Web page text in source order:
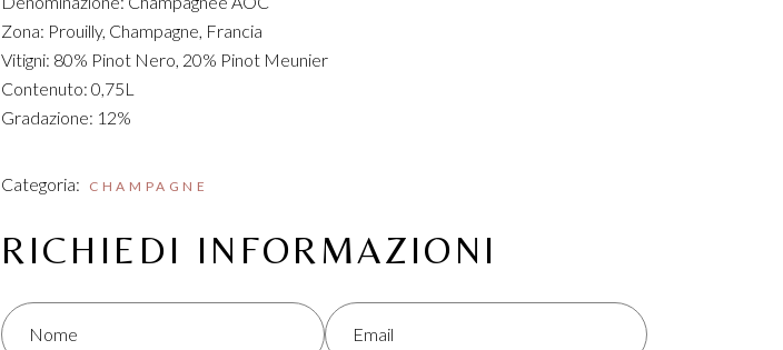
Zona: Prouilly, Champagne, Francia
Vitigni: 80% Pinot Nero, 20% Pinot Meunier
Contenuto: 0,75L
Gradazione: 12%
Categoria: CHAMPAGNE
RICHIEDI INFORMAZIONI